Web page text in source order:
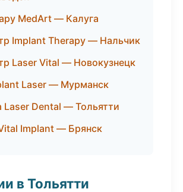
MedArt — Калуга
Implant Therapy — Нальчик
Laser Vital — Новокузнецк
Laser — Мурманск
Laser Dental — Тольятти
Implant — Брянск
в Тольятти